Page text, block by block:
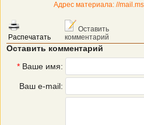
Адрес материала: //
Распечатать
Оставить
комментарий
Оставить комментарий
* Ваше имя:
Ваш e-mail: